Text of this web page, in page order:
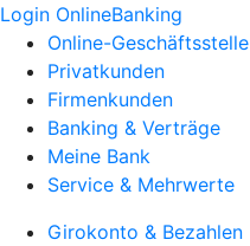
Login OnlineBanking
Online-Geschäftsstelle
Privatkunden
Firmenkunden
Banking & Verträge
Meine Bank
Service & Mehrwerte
Girokonto & Bezahlen